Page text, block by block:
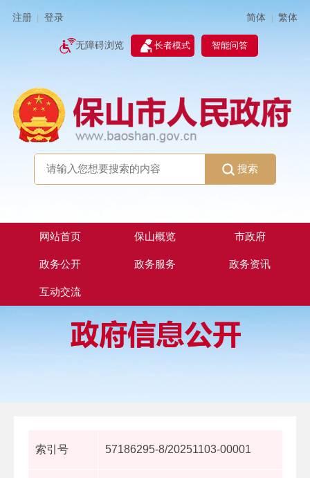
注册 登录 简体 | 繁体
无障碍浏览 长者模式 智能问答
搜索
网站首页 保山概览 市政府
政务公开 政务服务 政务资讯
互动交流
索引号 57186295-8/20251103-00001